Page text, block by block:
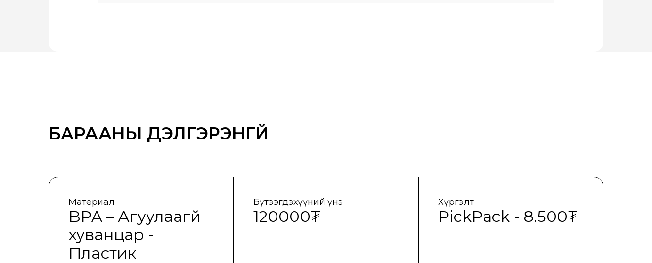
БАРААНЫ ДЭЛГЭРЭНГҮЙ
Материал
BPA – Агуулаагүй
хуванцар -
Пластик
Бүтээгдэхүүний үнэ
120000₮
Хүргэлт
PickPack - 8.500₮